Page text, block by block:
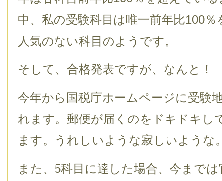
中、私の受験科目は唯一前年比100
人気のない科目のようです。
そして、合格発表ですが、なんと！
今年から国税庁ホームページに受験
れます。郵便が届くのをドキドキし
ます。うれしいような寂しいような
また、5科目に達した場合、今まで